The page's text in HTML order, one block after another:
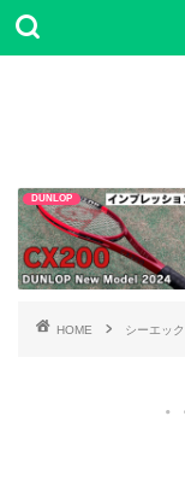
DUNLOP
HOME シーエッ